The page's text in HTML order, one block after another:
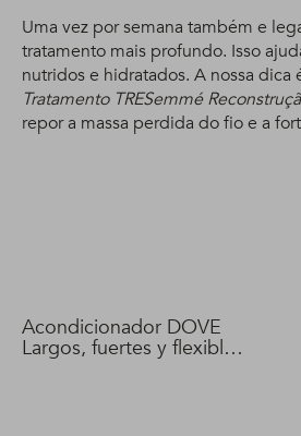
Uma vez por semana também e
tratamento mais profundo. Isso
nutridos e hidratados. A nossa dica
Tratamento TRESemmé
repor a massa perdida do fio e a
Acondicionador DOVE
Largos, fuertes y flexibles